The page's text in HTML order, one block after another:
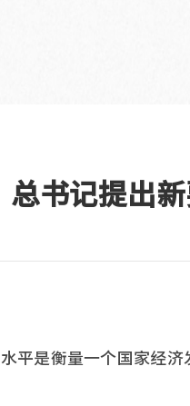
总书记提出
平是衡量一个国家经济